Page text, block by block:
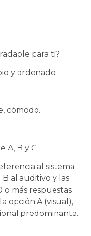
para ti?
y ordenado.
cómodo.
A, B y C.
al sistema
al auditivo y las
o más respuestas
opción A (visual),
predominante.